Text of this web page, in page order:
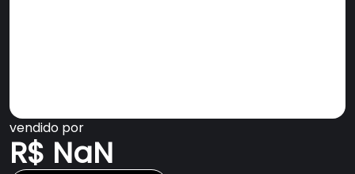
vendido por
R$ NaN